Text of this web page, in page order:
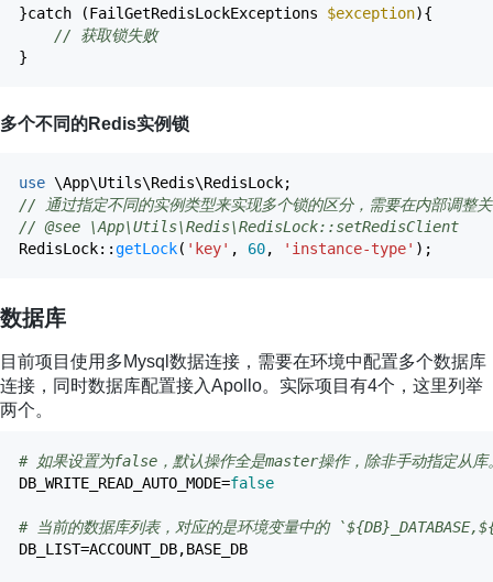
}catch (FailGetRedisLockExceptions $exception){
// 获取锁失败
}
多个不同的Redis实例锁
use \App\Utils\Redis\RedisLock;
// 通过指定不同的实例类型来实现多个锁的区分，需要在内部调整
// @see \App\Utils\Redis\RedisLock::setRedisClient
RedisLock::getLock( 'key' , 60, 'instance-type' ) ;
数据库
目前项目使用多Mysql数据连接，需要在环境中配置多个数据库
连接，同时数据库配置接入Apollo。实际项目有4个，这里列举
两个。
# 如果设置为false，默认操作全是master操作，除非手动指定从
DB_WRITE_READ_AUTO_MODE=false
# 当前的数据库列表，对应的是环境变量中的
DB_LIST=ACCOUNT_DB,BASE_DB